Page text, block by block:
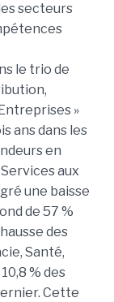
secteurs
le trio de
»
ans dans les
en
aux
une baisse
de 57 %
des
Santé,
% des
Cette